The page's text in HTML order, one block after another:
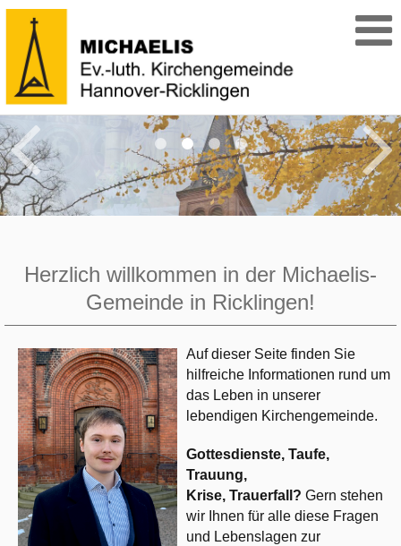
Herzlich willkommen in der Michaelis-
Gemeinde in Ricklingen!
Auf dieser Seite finden Sie
hilfreiche Informationen rund um
das Leben in unserer
lebendigen Kirchengemeinde.
Gottesdienste, Taufe,
Trauung,
Krise, Trauerfall? Gern stehen
wir Ihnen für alle diese Fragen
und Lebenslagen zur